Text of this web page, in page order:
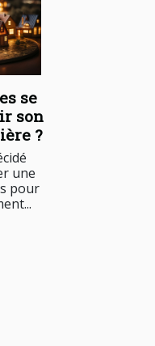
se
son
?
une
pour